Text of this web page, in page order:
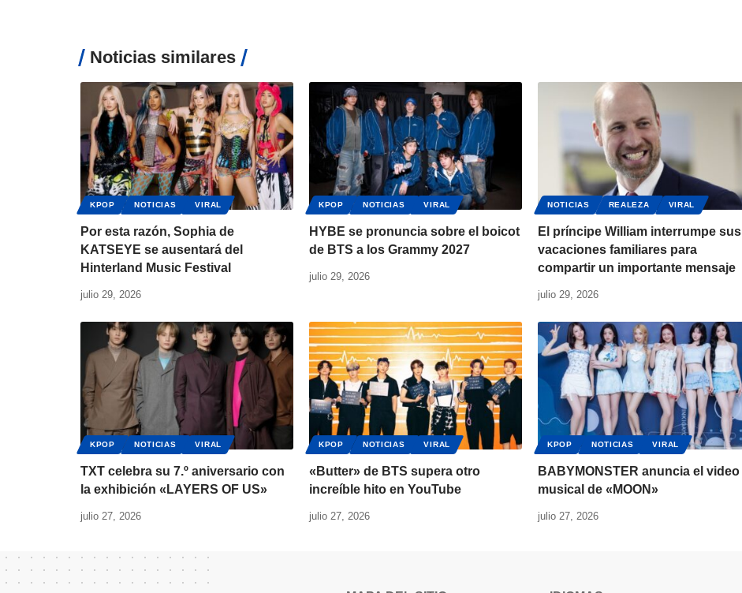
Noticias similares
KPOP NOTICIAS VIRAL
Por esta razón, Sophia de
KATSEYE se ausentará del
Hinterland Music Festival
julio 29, 2026
KPOP NOTICIAS VIRAL
HYBE se pronuncia sobre el boicot
de BTS a los Grammy 2027
julio 29, 2026
NOTICIAS REALEZA VIRAL
El príncipe William interrumpe sus
vacaciones familiares para
compartir un importante mensaje
julio 29, 2026
KPOP NOTICIAS VIRAL
TXT celebra su 7.º aniversario con
la exhibición «LAYERS OF US»
julio 27, 2026
KPOP NOTICIAS VIRAL
«Butter» de BTS supera otro
increíble hito en YouTube
julio 27, 2026
KPOP NOTICIAS VIRAL
BABYMONSTER anuncia el video
musical de «MOON»
julio 27, 2026